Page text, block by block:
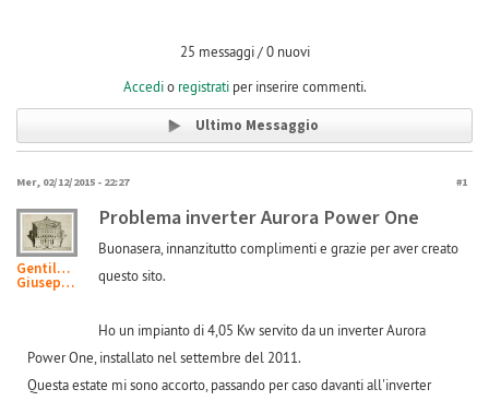
25 messaggi / 0 nuovi
Accedio registratiper inserire commenti.
Ultimo Messaggio
Mer, 02/12/2015 - 22:27 #1
Gentilucci
Giuseppe
Problema inverter Aurora Power One
Buonasera, innanzitutto complimenti e grazie per aver creato
questo sito.
Ho un impianto di 4,05 Kw servito da un inverter Aurora
Power One, installato nel settembre del 2011.
Questa estate mi sono accorto, passando per caso davanti all'inverter